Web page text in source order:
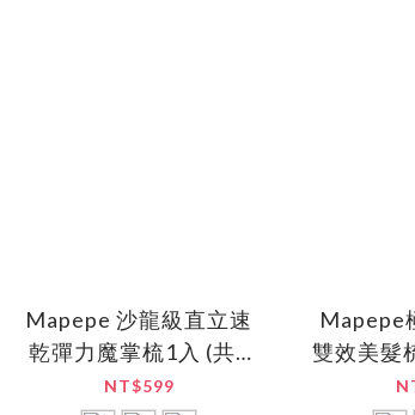
Mapepe 沙龍級直立速
乾彈力魔掌梳1入 (共3
色) -NEW
NT$599
Mapepe
雙效美髮